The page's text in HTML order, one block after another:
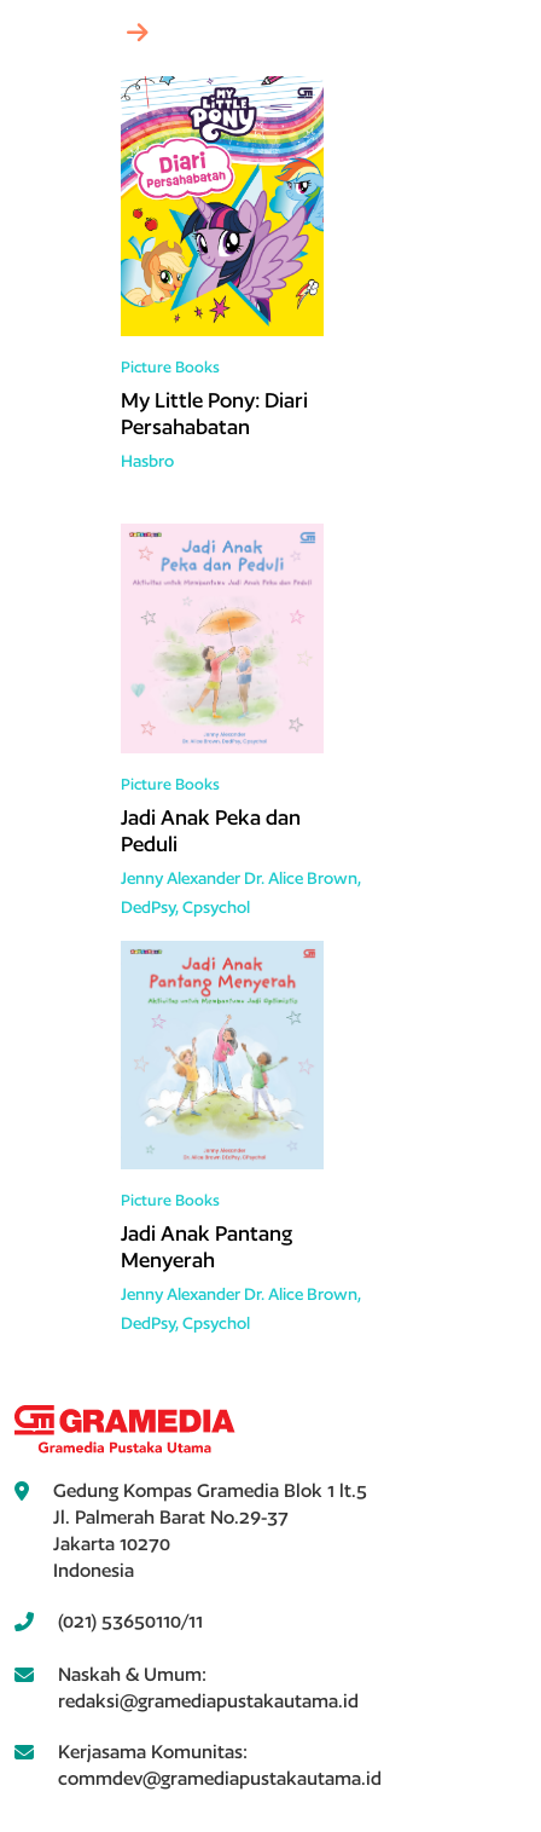
Picture Books
My Little Pony: Diari
Persahabatan
Hasbro
Picture Books
Jadi Anak Peka dan
Peduli
Jenny Alexander Dr. Alice Brown,
DedPsy, Cpsychol
Picture Books
Jadi Anak Pantang
Menyerah
Jenny Alexander Dr. Alice Brown,
DedPsy, Cpsychol
Gedung Kompas Gramedia Blok 1 lt.5
Jl. Palmerah Barat No.29-37
Jakarta 10270
Indonesia
(021) 53650110/11
Naskah & Umum:
redaksi@gramediapustakautama.id
Kerjasama Komunitas:
commdev@gramediapustakautama.id